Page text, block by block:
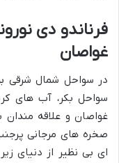
فرناندو دی
غواصان
در سواحل شمال شرقی
سواحل بکر، آب های
غواصان و علاقه
صخره های مرجانی
ای بی نظیر از دنیای